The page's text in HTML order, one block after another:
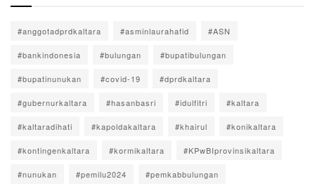
#anggotadprdkaltara #asminlaurahafid #ASN
#bankindonesia #bulungan #bupatibulungan
#bupatinunukan #covid-19 #dprdkaltara
#gubernurkaltara #hasanbasri #idulfitri #kaltara
#kaltaradihati #kapoldakaltara #khairul #konikaltara
#kontingenkaltara #kormikaltara #KPwBIprovinsikaltara
#nunukan #pemilu2024 #pemkabbulungan